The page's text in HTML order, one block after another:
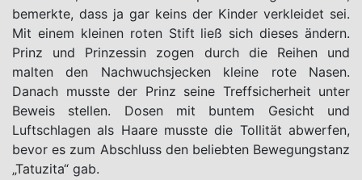
bemerkte, dass ja gar keins der Kinder verkleidet sei.
Mit einem kleinen roten Stift ließ sich dieses ändern.
Prinz und Prinzessin zogen durch die Reihen und
malten den Nachwuchsjecken kleine rote Nasen.
Danach musste der Prinz seine Treffsicherheit unter
Beweis stellen. Dosen mit buntem Gesicht und
Luftschlagen als Haare musste die Tollität abwerfen,
bevor es zum Abschluss den beliebten Bewegungstanz
„Tatuzita“ gab.